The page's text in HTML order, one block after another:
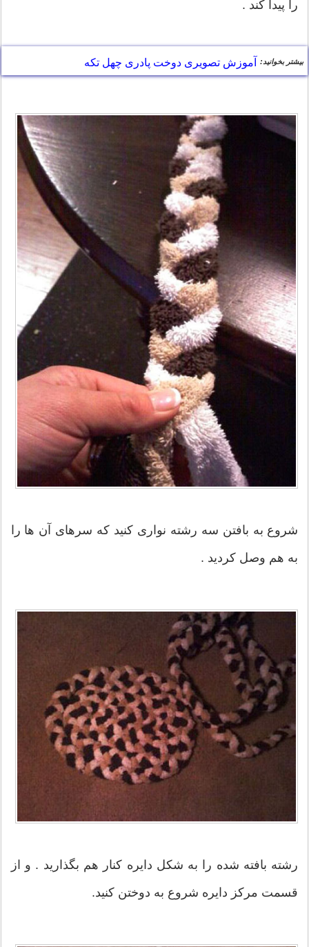
را پیدا کند .
بیشتر بخوانید: آموزش تصویری دوخت پادری چهل تکه
شروع به بافتن سه رشته نواری کنید که سرهای آن ها را
به هم وصل کردید .
رشته بافته شده را به شکل دایره کنار هم بگذارید . و از
قسمت مرکز دایره شروع به دوختن کنید.